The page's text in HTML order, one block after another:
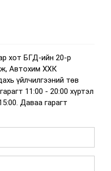
хот БГД-ийн 20-р
Автохим ХХК
үйлчилгээний төв
11:00 - 20:00 хүртэл
Даваа гарагт